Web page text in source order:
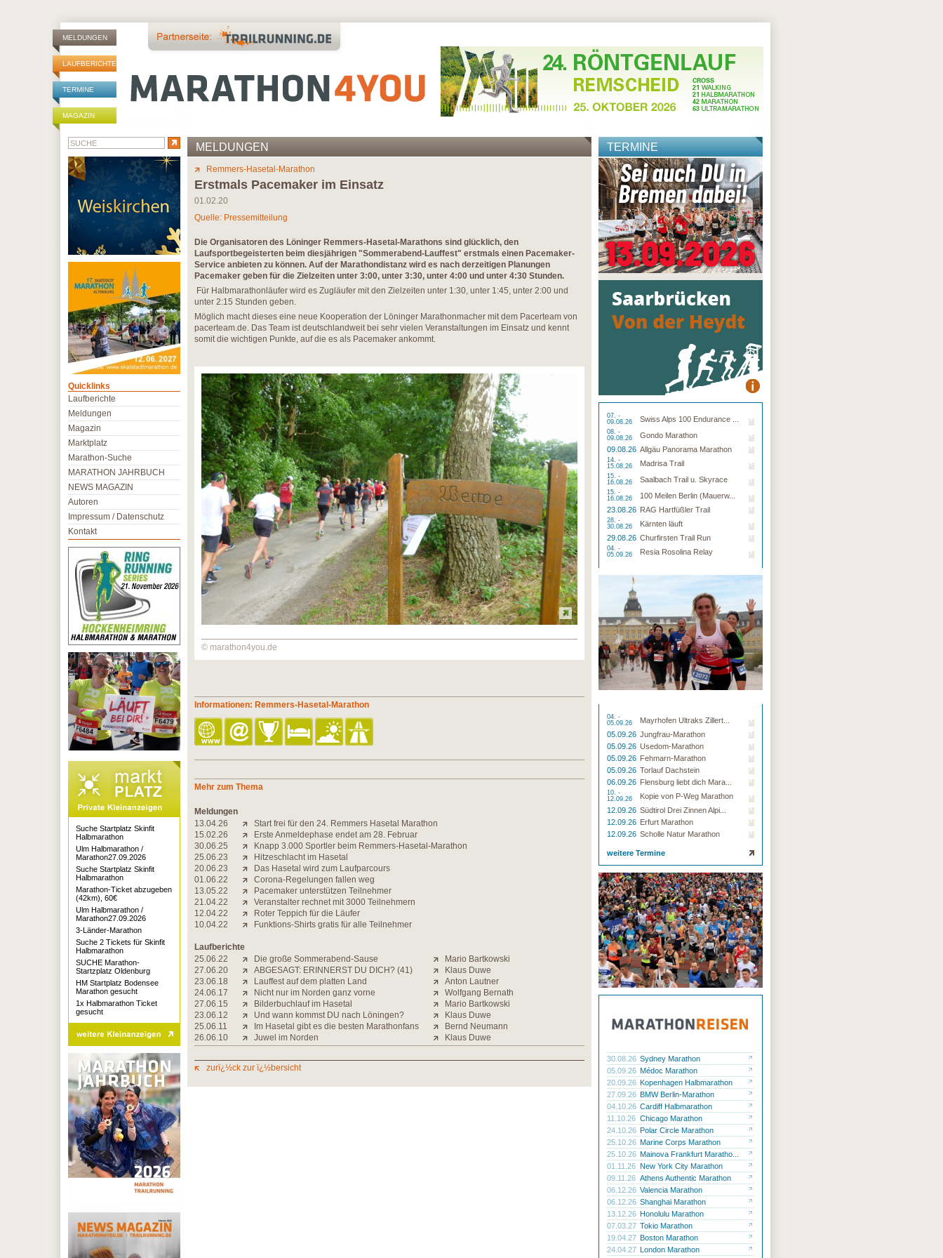
MELDUNGEN
LAUFBERICHTE
TERMINE
MAGAZIN
MELDUNGEN
Remmers-Hasetal-Marathon
Erstmals Pacemaker im Einsatz
01.02.20
Quelle: Pressemitteilung
Die Organisatoren des Löninger Remmers-Hasetal-Marathons sind glücklich, den
Laufsportbegeisterten beim diesjährigen "Sommerabend-Lauffest" erstmals einen Pacemaker-
Service anbieten zu können. Auf der Marathondistanz wird es nach derzeitigen Planungen
Pacemaker geben für die Zielzeiten unter 3:00, unter 3:30, unter 4:00 und unter 4:30 Stunden.
Für Halbmarathonläufer wird es Zugläufer mit den Zielzeiten unter 1:30, unter 1:45, unter 2:00 und
unter 2:15 Stunden geben.
Möglich macht dieses eine neue Kooperation der Löninger Marathonmacher mit dem Pacerteam von
pacerteam.de. Das Team ist deutschlandweit bei sehr vielen Veranstaltungen im Einsatz und kennt
somit die wichtigen Punkte, auf die es als Pacemaker ankommt.
© marathon4you.de
Informationen: Remmers-Hasetal-Marathon
Mehr zum Thema
Meldungen
13.04.26
Start frei für den 24. Remmers Hasetal Marathon
15.02.26
Erste Anmeldephase endet am 28. Februar
30.06.25
Knapp 3.000 Sportler beim Remmers-Hasetal-Marathon
25.06.23
Hitzeschlacht im Hasetal
20.06.23
Das Hasetal wird zum Laufparcours
01.06.22
Corona-Regelungen fallen weg
13.05.22
Pacemaker unterstützen Teilnehmer
21.04.22
Veranstalter rechnet mit 3000 Teilnehmern
12.04.22
Roter Teppich für die Läufer
10.04.22
Funktions-Shirts gratis für alle Teilnehmer
Laufberichte
25.06.22
Die große Sommerabend-Sause
Mario Bartkowski
27.06.20
ABGESAGT: ERINNERST DU DICH? (41)
Klaus Duwe
23.06.18
Lauffest auf dem platten Land
Anton Lautner
24.06.17
Nicht nur im Norden ganz vorne
Wolfgang Bernath
27.06.15
Bilderbuchlauf im Hasetal
Mario Bartkowski
23.06.12
Und wann kommst DU nach Löningen?
Klaus Duwe
25.06.11
Im Hasetal gibt es die besten Marathonfans
Bernd Neumann
26.06.10
Juwel im Norden Klaus Duwe
zurï¿½ck zur ï¿½bersicht
TERMINE
07. -
09.08.26
Swiss Alps 100 Endurance ...
08. -
09.08.26
Gondo Marathon
09.08.26 Allgäu Panorama Marathon
14. -
15.08.26
Madrisa Trail
15. -
16.08.26
Saalbach Trail u. Skyrace
15. -
16.08.26
100 Meilen Berlin (Mauerw...
23.08.26 RAG Hartfüßler Trail
28. -
30.08.26
Kärnten läuft
29.08.26 Churfirsten Trail Run
04. -
05.09.26
Resia Rosolina Relay
04. -
05.09.26
Mayrhofen Ultraks Zillert...
05.09.26 Jungfrau-Marathon
05.09.26 Usedom-Marathon
05.09.26 Fehmarn-Marathon
05.09.26 Torlauf Dachstein
06.09.26 Flensburg liebt dich Mara...
10. -
12.09.26
Kopie von P-Weg Marathon
12.09.26 Südtirol Drei Zinnen Alpi...
12.09.26 Erfurt Marathon
12.09.26 Scholle Natur Marathon
weitere Termine
30.08.26 Sydney Marathon
05.09.26 Médoc Marathon
20.09.26 Kopenhagen Halbmarathon
27.09.26 BMW Berlin-Marathon
04.10.26 Cardiff Halbmarathon
11.10.26 Chicago Marathon
24.10.26 Polar Circle Marathon
25.10.26 Marine Corps Marathon
25.10.26 Mainova Frankfurt Maratho...
01.11.26 New York City Marathon
09.11.26 Athens Authentic Marathon
06.12.26 Valencia Marathon
06.12.26 Shanghai Marathon
13.12.26 Honolulu Marathon
07.03.27 Tokio Marathon
19.04.27 Boston Marathon
24.04.27 London Marathon
Quicklinks
Laufberichte
Meldungen
Magazin
Marktplatz
Marathon-Suche
MARATHON JAHRBUCH
NEWS MAGAZIN
Autoren
Impressum / Datenschutz
Kontakt
Suche Startplatz Skinfit
Halbmarathon
Ulm Halbmarathon /
Marathon27.09.2026
Suche Startplatz Skinfit
Halbmarathon
Marathon-Ticket abzugeben
(42km), 60€
Ulm Halbmarathon /
Marathon27.09.2026
3-Länder-Marathon
Suche 2 Tickets für Skinfit
Halbmarathon
SUCHE Marathon-
Startzplatz Oldenburg
HM Startplatz Bodensee
Marathon gesucht
1x Halbmarathon Ticket
gesucht